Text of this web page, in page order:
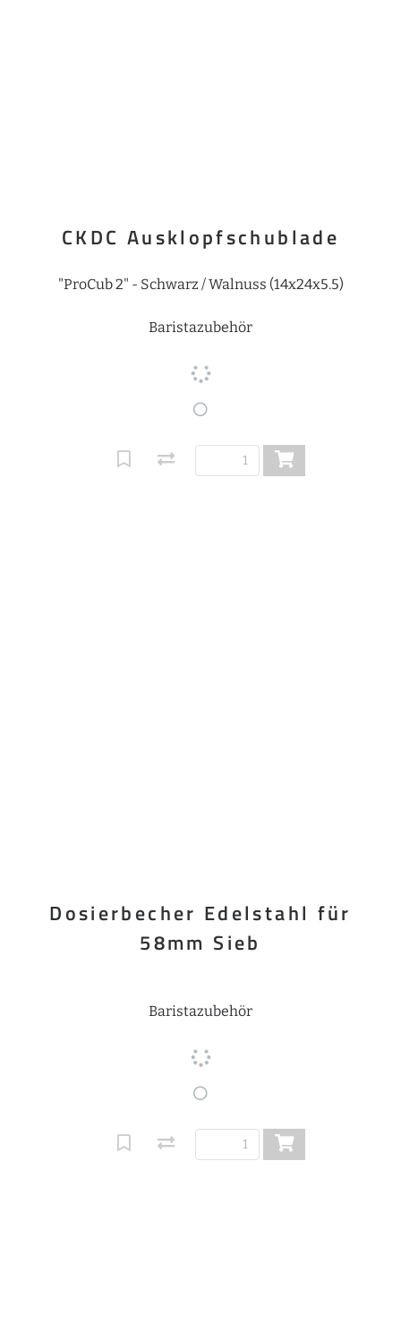
CKDC Ausklopfschublade
"ProCub 2" - Schwarz / Walnuss (14x24x5.5)
Baristazubehör
Dosierbecher Edelstahl für
58mm Sieb
Baristazubehör